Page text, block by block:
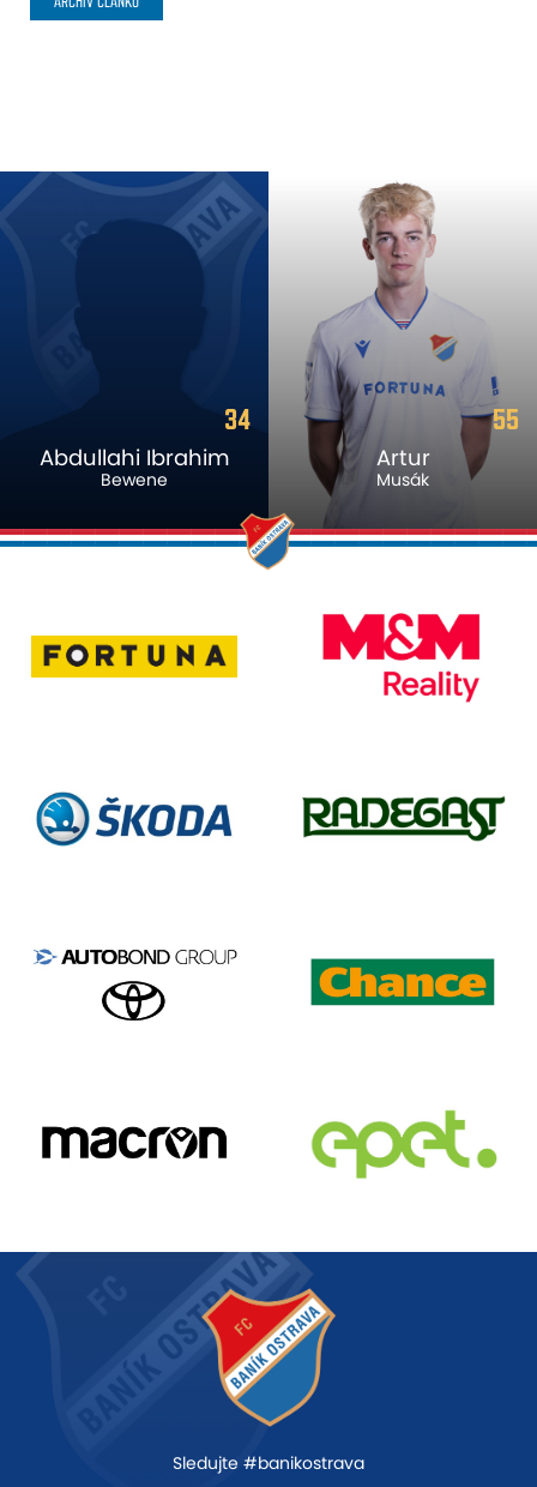
34
Abdullahi Ibrahim
Bewene
55
Artur
Musák
Sledujte #banikostrava